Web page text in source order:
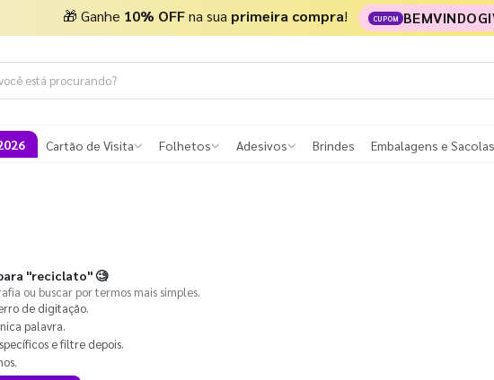
🎁 Ganhe 10% OFFna sua primeira compra! CUPOM
Cartão de Visita Folhetos Adesivos Brindes Embalagens e Sacolas
"reciclato"🧐
ou buscar por termos mais simples.
de digitação.
palavra.
e filtre depois.